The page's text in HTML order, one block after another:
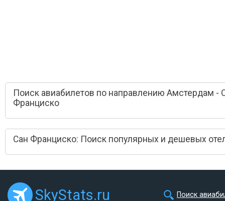
Поиск авиабилетов по направлению Амстердам -
Франциско
Сан Франциско: Поиск популярных и дешевых
SkyStats.ru Поиск